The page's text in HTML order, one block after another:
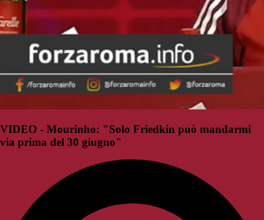
VIDEO - Mourinho: "Solo Friedkin può mandarmi
via prima del 30 giugno"